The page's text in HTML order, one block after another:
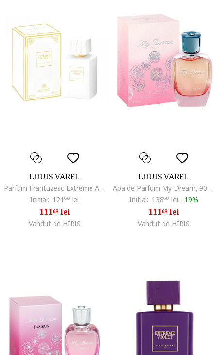
LOUIS VAREL
Parfum Frantuzesc Extreme Amber,100ml
Initial: 121 68 lei
11168lei
Vandut de HIRIS
LOUIS VAREL
Apa de Parfum My Dream, 90ml Femei
Initial: 13868 lei - 19%
11168lei
Vandut de HIRIS